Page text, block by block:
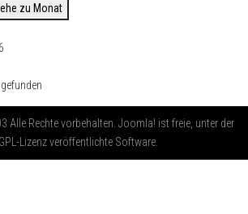
zu Monat
Alle Rechte vorbehalten. Joomla! ist freie, unter der
Lizenz veröffentlichte Software.